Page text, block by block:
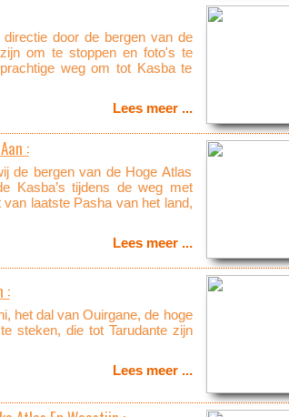
door de bergen van de
om te stoppen en foto's te
weg om tot Kasba te
Lees meer ...
:
de bergen van de Hoge Atlas
Kasba’s tijdens de weg met
laatste Pasha van het land,
Lees meer ...
:
het dal van Ouirgane, de hoge
steken, die tot Tarudante zijn
Lees meer ...